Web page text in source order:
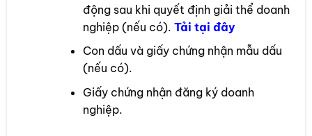
động sau khi quyết định giải thể doanh
nghiệp (nếu có).Tải tại đây
Con dấu và giấy chứng nhận mẫu dấu
(nếu có).
Giấy chứng nhận đăng ký doanh
nghiệp.